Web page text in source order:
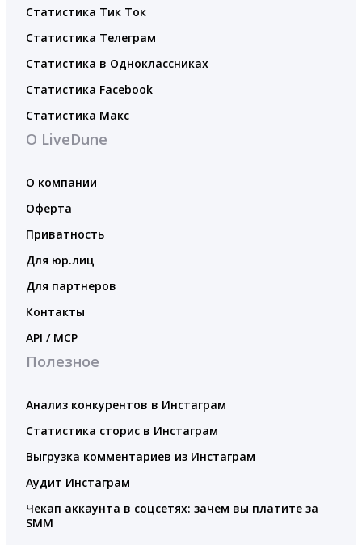
Статистика Тик Ток
Статистика Телеграм
Статистика в Одноклассниках
Статистика Facebook
Статистика Макс
О LiveDune
О компании
Оферта
Приватность
Для юр.лиц
Для партнеров
Контакты
API / MCP
Полезное
Анализ конкурентов в Инстаграм
Статистика сторис в Инстаграм
Выгрузка комментариев из Инстаграм
Аудит Инстаграм
Чекап аккаунта в соцсетях: зачем вы платите за
SMM